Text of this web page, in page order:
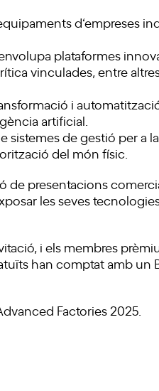
d‘empreses
plataformes
vinculades, entre
i
artificial.
de gestió per a
del món físic.
de presentacions
les seves
i els membres
han comptat amb un
Factories 2025.